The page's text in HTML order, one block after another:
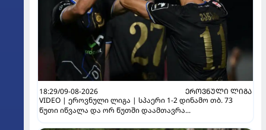
18:29/09-08-2026
ᲔᲠᲝᲕᲜᲣᲚᲘ ᲚᲘᲒᲐ
VIDEO | ეროვნული ლიგა | სპაერი 1-2 დინამო თბ. 73
წუთი იწვალა და ორ წუთში დაამთავრა...